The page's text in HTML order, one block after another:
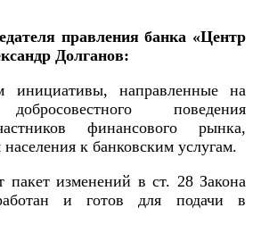
правления банка «Центр
Долганов:
инициативы, направленные на
поведения
финансового рынка,
к банковским услугам.
изменений в ст. 28 Закона
и готов для подачи в